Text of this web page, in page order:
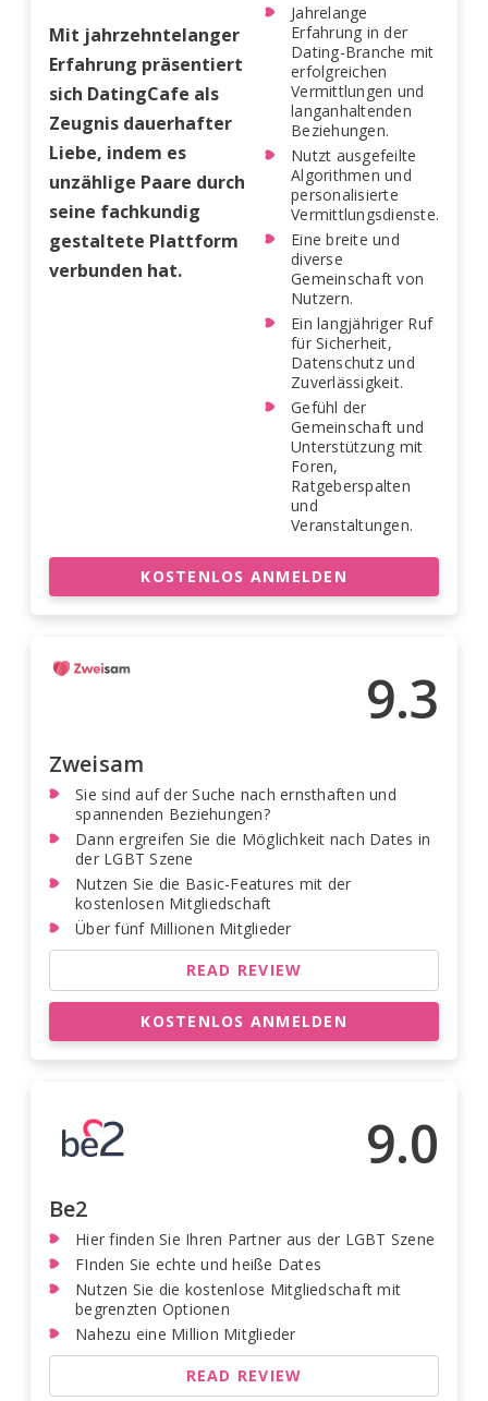
Mit jahrzehntelanger
Erfahrung präsentiert
sich DatingCafe als
Zeugnis dauerhafter
Liebe, indem es
unzählige Paare durch
seine fachkundig
gestaltete Plattform
verbunden hat.
Jahrelange
Erfahrung in der
Dating-Branche mit
erfolgreichen
Vermittlungen und
langanhaltenden
Beziehungen.
Nutzt ausgefeilte
Algorithmen und
personalisierte
Vermittlungsdienste.
Eine breite und
diverse
Gemeinschaft von
Nutzern.
Ein langjähriger Ruf
für Sicherheit,
Datenschutz und
Zuverlässigkeit.
Gefühl der
Gemeinschaft und
Unterstützung mit
Foren,
Ratgeberspalten
und
Veranstaltungen.
KOSTENLOS ANMELDEN
9.3
Zweisam
Sie sind auf der Suche nach ernsthaften und
spannenden Beziehungen?
Dann ergreifen Sie die Möglichkeit nach Dates in
der LGBT Szene
Nutzen Sie die Basic-Features mit der
kostenlosen Mitgliedschaft
Über fünf Millionen Mitglieder
READ REVIEW
KOSTENLOS ANMELDEN
9.0
Be2
Hier finden Sie Ihren Partner aus der LGBT Szene
FInden Sie echte und heiße Dates
Nutzen Sie die kostenlose Mitgliedschaft mit
begrenzten Optionen
Nahezu eine Million Mitglieder
READ REVIEW